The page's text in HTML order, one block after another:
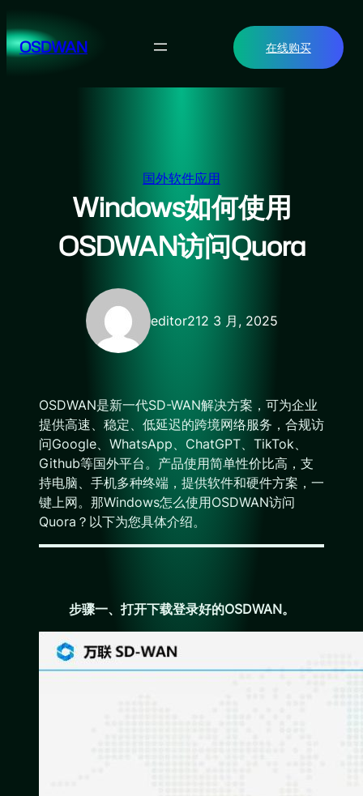
至
内OSDWAN 在线购买
国外软件应用
Windows如何使用
OSDWAN访问Quora
editor212 3 月, 2025
OSDWAN是新一代SD-WAN解决方案，可为企业
提供高速、稳定、低延迟的跨境网络服务，合规访
问Google、WhatsApp、ChatGPT、TikTok、
Github等国外平台。产品使用简单性价比高，支
持电脑、手机多种终端，提供软件和硬件方案，一
键上网。那Windows怎么使用OSDWAN访问
Quora？以下为您具体介绍。
步骤一、打开下载登录好的OSDWAN。